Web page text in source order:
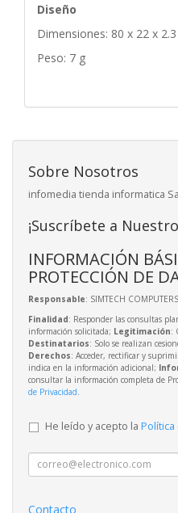
Diseño
Dimensiones: 80 x 22 x
Peso: 7 g
Sobre Nosotros
infomedia tienda informatica
¡Suscríbete a
INFORMACIÓN
PROTECCIÓN DE
Responsable: SIMTECH
Finalidad: Responder las consultas
información solicitada; Legitimación:
Destinatarios: Solo se realizan
Derechos: Acceder, rectificar y
indica en la información adicional;
consultar la información completa de
de Privacidad
He leído y acepto la Política
Contacto